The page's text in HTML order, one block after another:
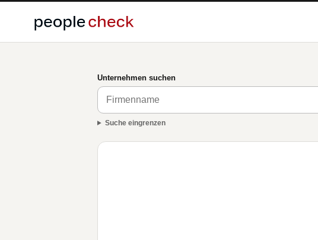
Unternehmen suchen
Suche eingrenzen